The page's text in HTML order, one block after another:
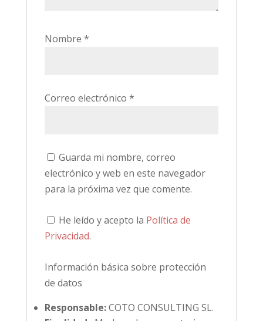
Nombre *
Correo electrónico *
Guarda mi nombre, correo
electrónico y web en este navegador
para la próxima vez que comente.
He leído y acepto la Política de
Privacidad.
Información básica sobre protección
de datos
Responsable:COTO CONSULTING SL.